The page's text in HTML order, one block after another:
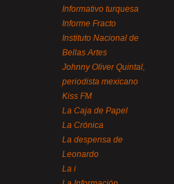
Informativo turquesa
Informe Fracto
Instituto Nacional de
Bellas Artes
Johnny Oliver Quintal,
periodista mexicano
Kiss FM
La Caja de Papel
La Crónica
La despensa de
Leonardo
La i